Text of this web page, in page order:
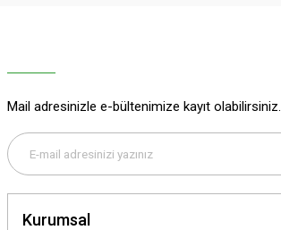
Bu ürüne benzer farklı alternatifler olmalı.
Mail adresinizle e-bültenimize kayıt olabilirsiniz.
Kurumsal